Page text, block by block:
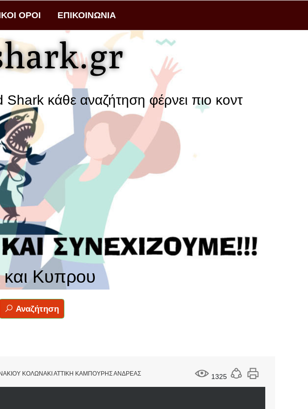
ΟΡΟΙ ΕΠΙΚΟΙΝΩΝΙΑ
και Κυπρου
αναζήτηση φέρνει πιο κοντά μια επιχείρηση
Αναζήτηση
1325
ΚΟΛΩΝΑΚΙ ΑΤΤΙΚΗ ΚΑΜΠΟΥΡΗΣ ΑΝΔΡΕΑΣ